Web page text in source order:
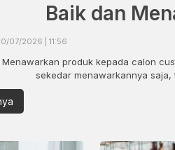
Baik dan
07/2026 | 11:56
Menawarkan produk kepada calon
sekedar menawarkannya saja,